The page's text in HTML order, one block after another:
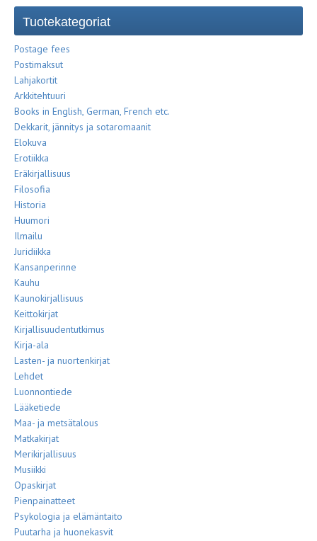
Tuotekategoriat
Postage fees
Postimaksut
Lahjakortit
Arkkitehtuuri
Books in English, German, French etc.
Dekkarit, jännitys ja sotaromaanit
Elokuva
Erotiikka
Eräkirjallisuus
Filosofia
Historia
Huumori
Ilmailu
Juridiikka
Kansanperinne
Kauhu
Kaunokirjallisuus
Keittokirjat
Kirjallisuudentutkimus
Kirja-ala
Lasten- ja nuortenkirjat
Lehdet
Luonnontiede
Lääketiede
Maa- ja metsätalous
Matkakirjat
Merikirjallisuus
Musiikki
Opaskirjat
Pienpainatteet
Psykologia ja elämäntaito
Puutarha ja huonekasvit